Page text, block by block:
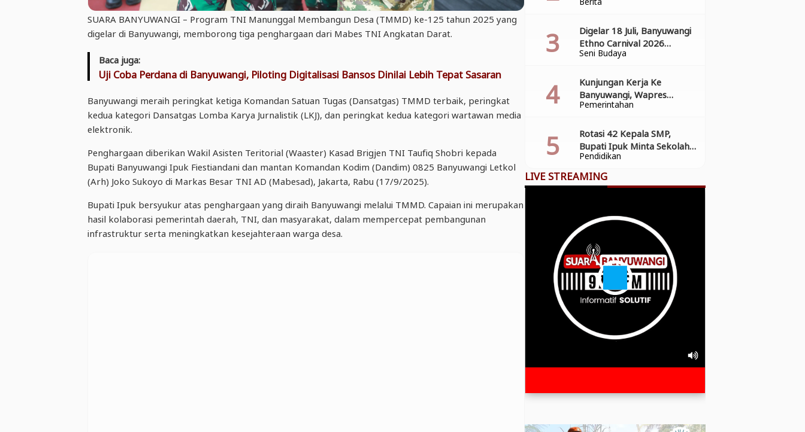
SUARA BANYUWANGI – Program TNI Manunggal Membangun Desa (TMMD) ke-125 tahun 2025 yang
digelar di Banyuwangi, memborong tiga penghargaan dari Mabes TNI Angkatan Darat.
Baca juga:
Uji Coba Perdana di Banyuwangi, Piloting Digitalisasi Bansos Dinilai Lebih Tepat Sasaran
Banyuwangi meraih peringkat ketiga Komandan Satuan Tugas (Dansatgas) TMMD terbaik, peringkat
kedua kategori Dansatgas Lomba Karya Jurnalistik (LKJ), dan peringkat kedua kategori wartawan media
elektronik.
Penghargaan diberikan Wakil Asisten Teritorial (Waaster) Kasad Brigjen TNI Taufiq Shobri kepada
Bupati Banyuwangi Ipuk Fiestiandani dan mantan Komandan Kodim (Dandim) 0825 Banyuwangi Letkol
(Arh) Joko Sukoyo di Markas Besar TNI AD (Mabesad), Jakarta, Rabu (17/9/2025).
Bupati Ipuk bersyukur atas penghargaan yang diraih Banyuwangi melalui TMMD. Capaian ini merupakan
hasil kolaborasi pemerintah daerah, TNI, dan masyarakat, dalam mempercepat pembangunan
infrastruktur serta meningkatkan kesejahteraan warga desa.
Penyederhanaan Perizinan
Seni Budaya
Digelar 18 Juli, Banyuwangi
Ethno Carnival 2026
Angkat Heroisme “Perang
Pemerintahan
Kunjungan Kerja Ke
Banyuwangi, Wapres
Gibran Tinjau Progres
Pendidikan
Rotasi 42 Kepala SMP,
Bupati Ipuk Minta Sekolah
Aktif Cegah Anak Putus
Sekolah
LIVE STREAMING